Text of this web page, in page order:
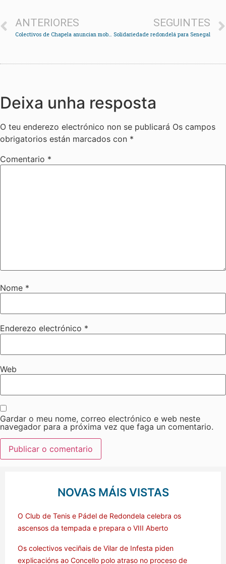
ANTERIORES
Colectivos de Chapela anuncian mobilizacións se non rematan as obras no Subido e Penisal
SEGUINTES
Solidariedade redondelá para Senegal
Deixa unha resposta
O teu enderezo electrónico non se publicará Os campos
obrigatorios están marcados con *
Comentario *
Nome *
Enderezo electrónico *
Web
Gardar o meu nome, correo electrónico e web neste
navegador para a próxima vez que faga un comentario.
NOVAS MÁIS VISTAS
O Club de Tenis e Pádel de Redondela celebra os
ascensos da tempada e prepara o VIII Aberto
Os colectivos veciñais de Vilar de Infesta piden
explicacións ao Concello polo atraso no proceso de